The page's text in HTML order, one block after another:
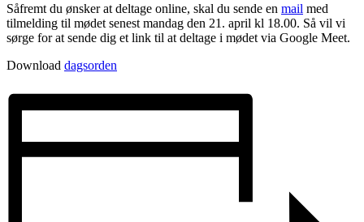
Såfremt du ønsker at deltage online, skal du sende en mail med
tilmelding til mødet senest mandag den 21. april kl 18.00. Så vil vi
sørge for at sende dig et link til at deltage i mødet via Google Meet.
Download dagsorden